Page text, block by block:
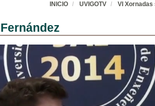
INICIO UVIGOTV VI